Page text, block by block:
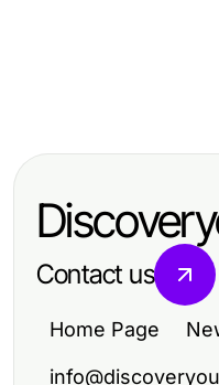
이트 Errors
CrushOn
Contact us
Home Page